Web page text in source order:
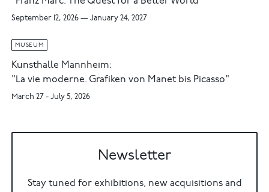
September 12, 2026 — January 24, 2027
MUSEUM
Kunsthalle Mannheim:
"La vie moderne. Grafiken von Manet bis Picasso"
March 27 - July 5, 2026
Newsletter
Stay tuned for exhibitions, new acquisitions and